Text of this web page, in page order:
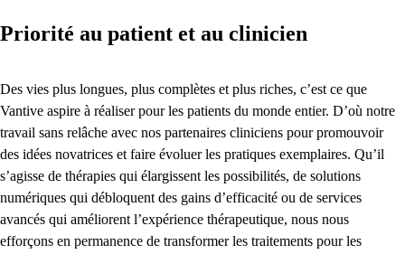
Priorité au patient et au clinicien
Des vies plus longues, plus complètes et plus riches, c’est ce que
Vantive aspire à réaliser pour les patients du monde entier. D’où notre
travail sans relâche avec nos partenaires cliniciens pour promouvoir
des idées novatrices et faire évoluer les pratiques exemplaires. Qu’il
s’agisse de thérapies qui élargissent les possibilités, de solutions
numériques qui débloquent des gains d’efficacité ou de services
avancés qui améliorent l’expérience thérapeutique, nous nous
efforçons en permanence de transformer les traitements pour les